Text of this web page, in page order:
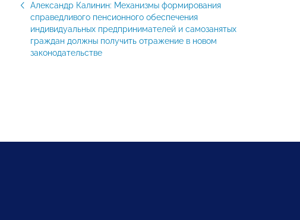
Александр Калинин: Механизмы формирования
справедливого пенсионного обеспечения
индивидуальных предпринимателей и самозанятых
граждан должны получить отражение в новом
законодательстве